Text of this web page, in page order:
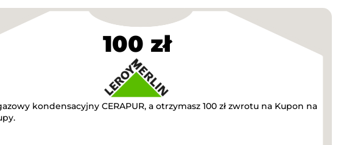
100 zł
kondensacyjny CERAPUR, a otrzymasz 100 zł zwrotu na Kupon na